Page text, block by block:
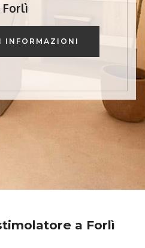
Forlì
INFORMAZIONI
a Forlì